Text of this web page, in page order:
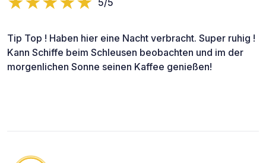
Tip Top ! Haben hier eine Nacht verbracht. Super ruhig !
Kann Schiffe beim Schleusen beobachten und im der
morgenlichen Sonne seinen Kaffee genießen!